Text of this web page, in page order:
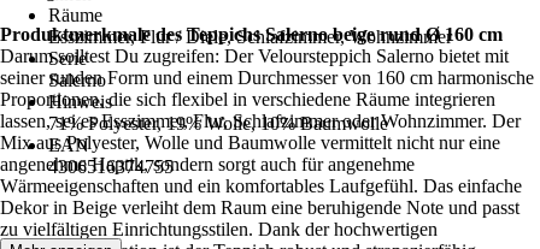
Räume
Esszimmer, Flur / Diele, Schlafzimmer, Wohnzimmer
Serie
Salerno
Hinweis
71% Polyester, 19% Wolle, 10% Baumwolle
EAN
4306516374755
Produktmerkmale des Teppichs Salerno beige rund Ø 160 cm
Darum solltest Du zugreifen: Der Veloursteppich Salerno bietet mit
seiner runden Form und einem Durchmesser von 160 cm harmonische
Proportionen, die sich flexibel in verschiedene Räume integrieren
lassen, sei es Esszimmer, Flur, Schlafzimmer oder Wohnzimmer. Der
Mix aus Polyester, Wolle und Baumwolle vermittelt nicht nur eine
angenehme Haptik, sondern sorgt auch für angenehme
Wärmeeigenschaften und ein komfortables Laufgefühl. Das einfache
Dekor in Beige verleiht dem Raum eine beruhigende Note und passt
zu vielfältigen Einrichtungsstilen. Dank der hochwertigen